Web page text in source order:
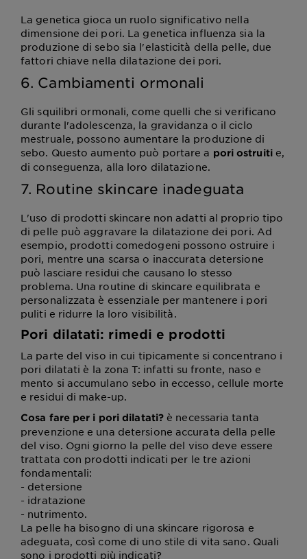
La genetica gioca un ruolo significativo nella
dimensione dei pori. La genetica influenza sia la
produzione di sebo sia l'elasticità della pelle, due
fattori chiave nella dilatazione dei pori.
6. Cambiamenti ormonali
Gli squilibri ormonali, come quelli che si verificano
durante l'adolescenza, la gravidanza o il ciclo
mestruale, possono aumentare la produzione di
sebo. Questo aumento può portare a pori ostruitie,
di conseguenza, alla loro dilatazione.
7. Routine skincare inadeguata
L'uso di prodotti skincare non adatti al proprio tipo
di pelle può aggravare la dilatazione dei pori. Ad
esempio, prodotti comedogeni possono ostruire i
pori, mentre una scarsa o inaccurata detersione
può lasciare residui che causano lo stesso
problema. Una routine di skincare equilibrata e
personalizzata è essenziale per mantenere i pori
puliti e ridurre la loro visibilità.
Pori dilatati: rimedi e prodotti
La parte del viso in cui tipicamente si concentrano i
pori dilatati è la zona T: infatti su fronte, naso e
mento si accumulano sebo in eccesso, cellule morte
e residui di make-up.
Cosa fare per i pori dilatati? è necessaria tanta
prevenzione e una detersione accurata della pelle
del viso. Ogni giorno la pelle del viso deve essere
trattata con prodotti indicati per le tre azioni
fondamentali:
- detersione
- idratazione
- nutrimento.
La pelle ha bisogno di una skincare rigorosa e
adeguata, così come di uno stile di vita sano. Quali
sono i prodotti più indicati?